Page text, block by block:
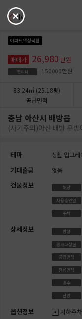
뒤로
아파트/주상복합
매매가 26,980 만원
관리비 150000만원
83.24㎡ (25.18평)
공급면적
충남 아산시 배방읍
(사기주의)아산 배방 우
테마 생활 업그
기대출금 없음
건물정보 해당
사용승인일
주차
상세정보 방향
중개대상물
공급면적
전용면적
방수
난방
옵션정보 지하주